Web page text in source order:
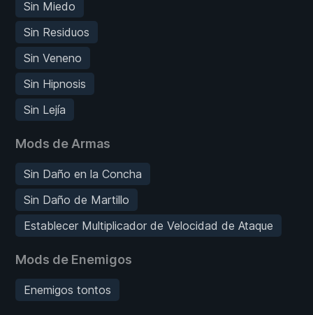
Sin Miedo
Sin Residuos
Sin Veneno
Sin Hipnosis
Sin Lejía
Mods de Armas
Sin Daño en la Concha
Sin Daño de Martillo
Establecer Multiplicador de Velocidad de Ataque
Mods de Enemigos
Enemigos tontos